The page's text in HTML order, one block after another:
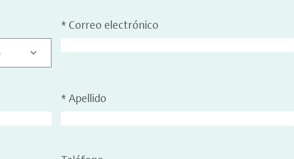
* Correo electrónico
* Apellido